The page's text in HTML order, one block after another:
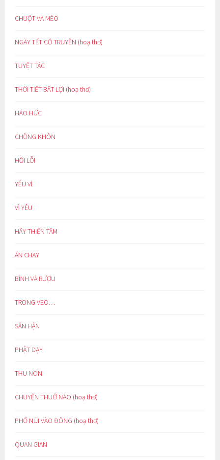
CHUỘT VÀ MÈO
NGÀY TẾT CỔ TRUYỀN (hoạ thơ)
TUYỆT TÁC
THỜI TIẾT BẤT LỢI (hoạ thơ)
HÁO HỨC
CHỒNG KHÔN
HỐI LỖI
YÊU VÌ
VÌ YÊU
HÃY THIỆN TÂM
ĂN CHAY
BÌNH VÀ RƯỢU
TRONG VEO…
SÂN HẬN
PHẬT DẠY
THU NON
CHUYỆN THUỞ NÀO (hoạ thơ)
PHỐ NÚI VÀO ĐÔNG (hoạ thơ)
QUAN GIAN